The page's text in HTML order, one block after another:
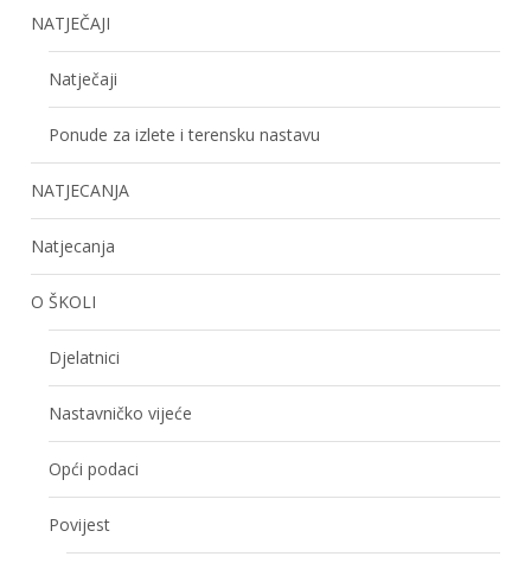
NATJEČAJI
Natječaji
Ponude za izlete i terensku nastavu
NATJECANJA
Natjecanja
O ŠKOLI
Djelatnici
Nastavničko vijeće
Opći podaci
Povijest